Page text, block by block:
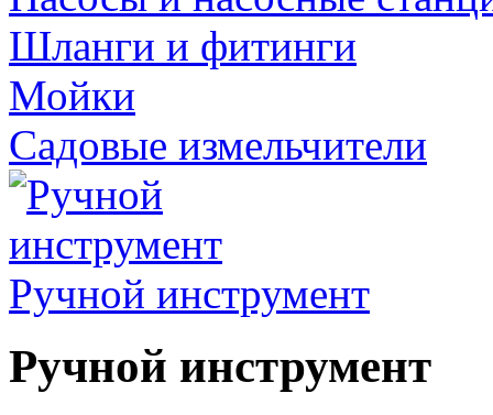
Шланги и фитинги
Мойки
Садовые измельчители
Ручной инструмент
Ручной инструмент